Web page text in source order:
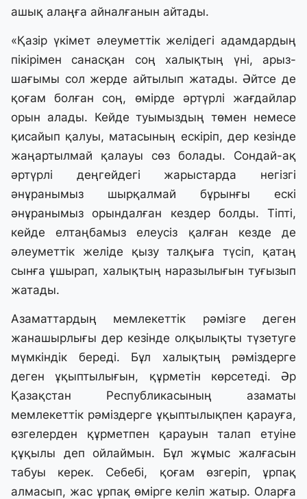
ашық алаңға айналғанын айтады.
«Қазір үкімет әлеуметтік желідегі адамдардың
пікірімен санасқан соң халықтың үні, арыз-
шағымы сол жерде айтылып жатады. Әйтсе де
қоғам болған соң, өмірде әртүрлі жағдайлар
орын алады. Кейде туымыздың төмен немесе
қисайып қалуы, матасының ескіріп, дер кезінде
жаңартылмай қалауы сөз болады. Сондай-ақ
әртүрлі деңгейдегі жарыстарда негізгі
әнұранымыз шырқалмай бұрынғы ескі
әнұранымыз орындалған кездер болды. Тіпті,
кейде елтаңбамыз елеусіз қалған кезде де
әлеуметтік желіде қызу талқыға түсіп, қатаң
сынға ұшырап, халықтың наразылығын туғызып
жатады.
Азаматтардың мемлекеттік рәмізге деген
жанашырлығы дер кезінде олқылықты түзетуге
мүмкіндік береді. Бұл халықтың рәміздерге
деген ұқыптылығын, құрметін көрсетеді. Әр
Қазақстан Республикасының азаматы
мемлекеттік рәміздерге ұқыптылықпен қарауға,
өзгелерден құрметпен қарауын талап етуіне
құқылы деп ойлаймын. Бұл жұмыс жалғасын
табуы керек. Себебі, қоғам өзгеріп, ұрпақ
алмасып, жас ұрпақ өмірге келіп жатыр. Оларға